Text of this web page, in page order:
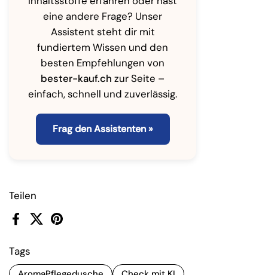
eine andere Frage? Unser
Assistent steht dir mit
fundiertem Wissen und den
besten Empfehlungen von
bester-kauf.ch zur Seite –
einfach, schnell und zuverlässig.
Frag den Assistenten »
Teilen
FacebookX (Twitter)Pinterest
Tags